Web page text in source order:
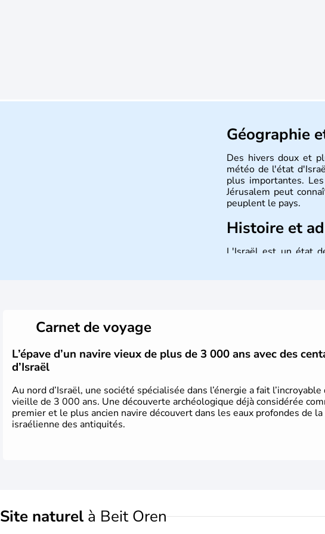
Géographie
Des hivers doux et
météo de l'état
plus importantes.
Jérusalem peut
peuplent le pays.
Histoire et
L'Israël est un état
Carnet de voyage
L’épave d’un navire vieux de plus de 3 000 ans avec des
d’Israël
Au nord d’Israël, une société spécialisée dans l’énergie a fait
vieille de 3 000 ans. Une découverte archéologique déjà considérée
premier et le plus ancien navire découvert dans les eaux profondes de
israélienne des antiquités.
Site naturel à Beit Oren